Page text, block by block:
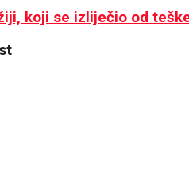
koji se izliječio od